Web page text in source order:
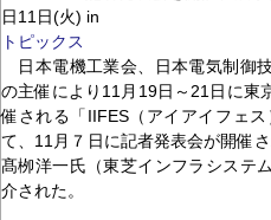
日11日(火) in
トピックス
日本電機工業会、日本電気制御
の主催により11月19日～21日に東
催される「IIFES（アイアイフェス
て、11月７日に記者発表会が開催
髙栁洋一氏（東芝インフラシステ
介された。